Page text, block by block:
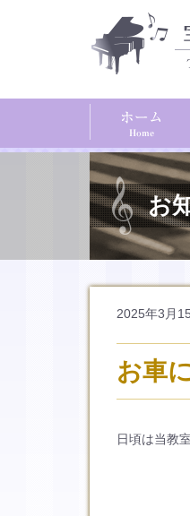
お
2025年3月
お車
日頃は当教